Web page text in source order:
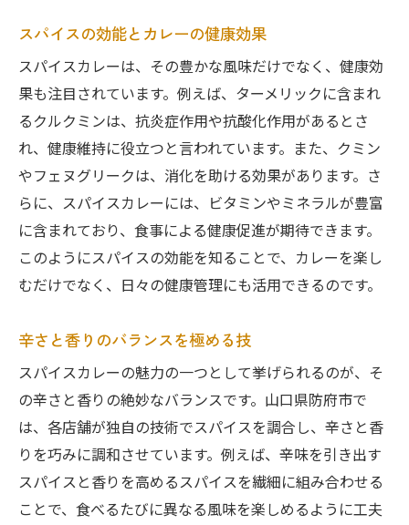
スパイスの効能とカレーの健康効果
スパイスカレーは、その豊かな風味だけでなく、健康効
果も注目されています。例えば、ターメリックに含まれ
るクルクミンは、抗炎症作用や抗酸化作用があるとさ
れ、健康維持に役立つと言われています。また、クミン
やフェヌグリークは、消化を助ける効果があります。さ
らに、スパイスカレーには、ビタミンやミネラルが豊富
に含まれており、食事による健康促進が期待できます。
このようにスパイスの効能を知ることで、カレーを楽し
むだけでなく、日々の健康管理にも活用できるのです。
辛さと香りのバランスを極める技
スパイスカレーの魅力の一つとして挙げられるのが、そ
の辛さと香りの絶妙なバランスです。山口県防府市で
は、各店舗が独自の技術でスパイスを調合し、辛さと香
りを巧みに調和させています。例えば、辛味を引き出す
スパイスと香りを高めるスパイスを繊細に組み合わせる
ことで、食べるたびに異なる風味を楽しめるように工夫